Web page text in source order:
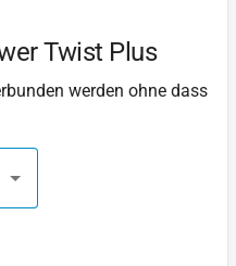
Twist Plus
werden ohne dass